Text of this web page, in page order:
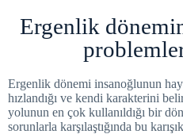
Ergenlik
Ergenlik dönemi insanoğlunun
hızlandığı ve kendi karakterini
yolunun en çok kullanıldığı bir
sorunlarla karşılaştığında bu